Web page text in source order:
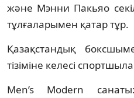
және Мэнни Пакьяо
тұлғаларымен қатар тұр.
Қазақстандық
тізіміне келесі
Men’s Modern